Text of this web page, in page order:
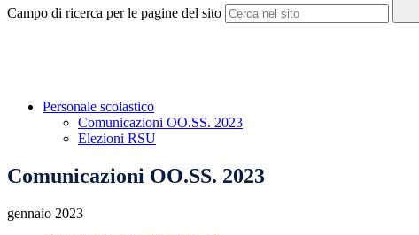
Campo di ricerca per le pagine del sito
Personale scolastico
Comunicazioni OO.SS. 2023
Elezioni RSU
Comunicazioni OO.SS. 2023
gennaio 2023